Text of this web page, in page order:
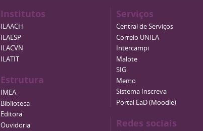
Institutos
ILAACH
ILAESP
ILACVN
ILATIT
Estrutura
IMEA
Biblioteca
Editora
Ouvidoria
Serviços
Central de Serviços
Correio UNILA
Intercampi
Malote
SIG
Memo
Sistema Inscreva
Portal EaD (Moodle)
Redes sociais